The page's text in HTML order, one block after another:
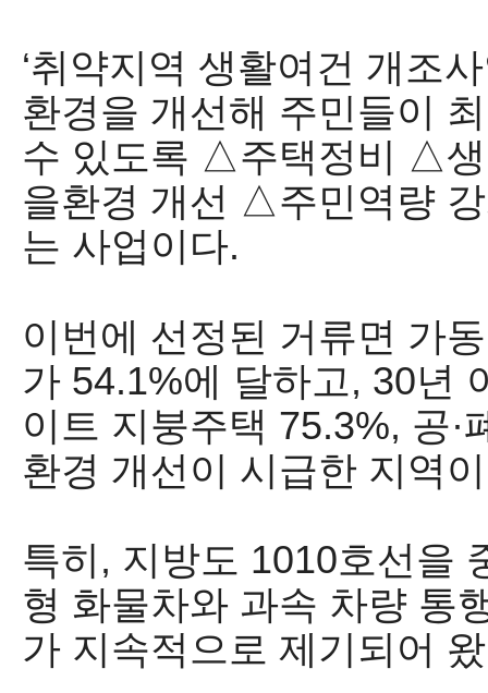
‘취약지역 생활여건 개조
환경을 개선해 주민들이
수 있도록 △주택정비 △
을환경 개선 △주민역량
는 사업이다.
이번에 선정된 거류면 가
가 54.1%에 달하고, 30년
이트 지붕주택 75.3%, 공·
환경 개선이 시급한 지역
특히, 지방도 1010호선을
형 화물차와 과속 차량 통
가 지속적으로 제기되어